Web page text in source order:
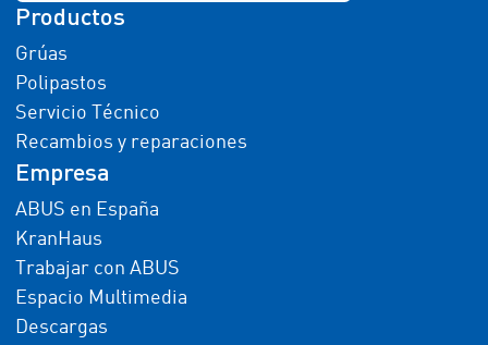
Productos
Grúas
Polipastos
Servicio Técnico
Recambios y reparaciones
Empresa
ABUS en España
KranHaus
Trabajar con ABUS
Espacio Multimedia
Descargas